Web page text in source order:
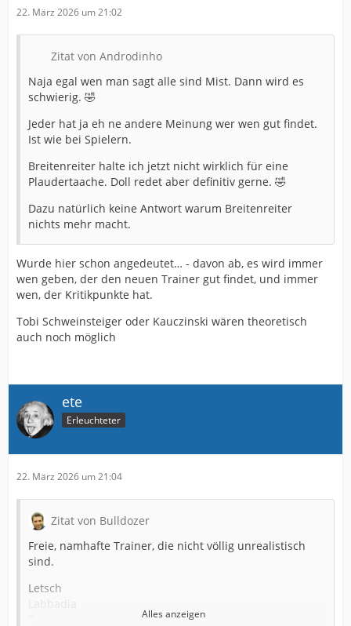
22. März 2026 um 21:02
Zitat von Androdinho
Naja egal wen man sagt alle sind Mist. Dann wird es
schwierig. 🤣
Jeder hat ja eh ne andere Meinung wer wen gut findet.
Ist wie bei Spielern.
Breitenreiter halte ich jetzt nicht wirklich für eine
Plaudertaache. Doll redet aber definitiv gerne. 🤣
Dazu natürlich keine Antwort warum Breitenreiter
nichts mehr macht.
Wurde hier schon angedeutet… - davon ab, es wird immer
wen geben, der den neuen Trainer gut findet, und immer
wen, der Kritikpunkte hat.
Tobi Schweinsteiger oder Kauczinski wären theoretisch
auch noch möglich
ete
Erleuchteter
22. März 2026 um 21:04
Zitat von Bulldozer
Freie, namhafte Trainer, die nicht völlig unrealistisch
sind.
Letsch
Alles anzeigen